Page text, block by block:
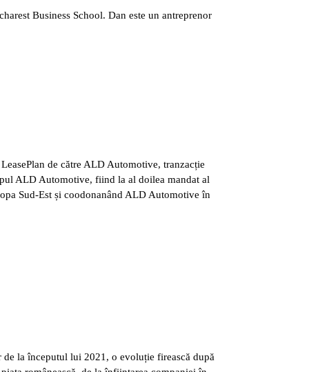
Business School. Dan este un antreprenor
de către ALD Automotive, tranzacție
ALD Automotive, fiind la al doilea mandat al
Sud-Est și coodonanând ALD Automotive în
la începutul lui 2021, o evoluție firească după